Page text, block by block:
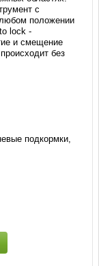
с
положении
lock -
и смещение
без
подкормки,